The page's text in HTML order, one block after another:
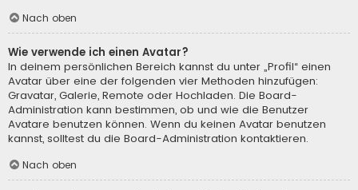
Nach oben
Wie verwende ich einen Avatar?
In deinem persönlichen Bereich kannst du unter „Profil“ einen
Avatar über eine der folgenden vier Methoden hinzufügen:
Gravatar, Galerie, Remote oder Hochladen. Die Board-
Administration kann bestimmen, ob und wie die Benutzer
Avatare benutzen können. Wenn du keinen Avatar benutzen
kannst, solltest du die Board-Administration kontaktieren.
Nach oben